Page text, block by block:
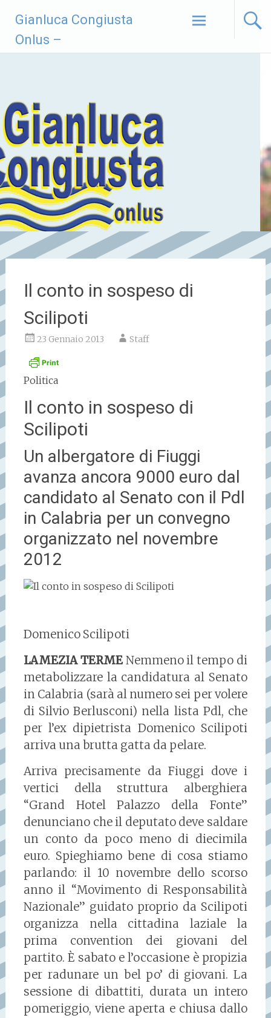
contenuto
Gianluca Congiusta
Onlus –
Il conto in sospeso di
Scilipoti
23 Gennaio 2013 Staff
Politica
Il conto in sospeso di
Scilipoti
Un albergatore di Fiuggi
avanza ancora 9000 euro dal
candidato al Senato con il Pdl
in Calabria per un convegno
organizzato nel novembre
2012
Domenico Scilipoti
LAMEZIA TERMENemmeno il tempo di
metabolizzare la candidatura al Senato
in Calabria (sarà al numero sei per volere
di Silvio Berlusconi) nella lista Pdl, che
per l’ex dipietrista Domenico Scilipoti
arriva una brutta gatta da pelare.
Arriva precisamente da Fiuggi dove i
vertici della struttura alberghiera
“Grand Hotel Palazzo della Fonte”
denunciano che il deputato deve saldare
un conto da poco meno di diecimila
euro. Spieghiamo bene di cosa stiamo
parlando: il 10 novembre dello scorso
anno il “Movimento di Responsabilità
Nazionale” guidato proprio da Scilipoti
organizza nella cittadina laziale la
prima convention dei giovani del
partito. È sabato e l’occasione è propizia
per radunare un bel po’ di giovani. La
sessione di dibattiti, durata un intero
pomeriggio, viene aperta e chiusa dallo